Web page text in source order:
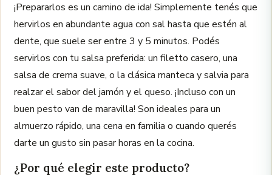
¡Prepararlos es un camino de ida! Simplemente tenés que
hervirlos en abundante agua con sal hasta que estén al
dente, que suele ser entre 3 y 5 minutos. Podés
servirlos con tu salsa preferida: un filetto casero, una
salsa de crema suave, o la clásica manteca y salvia para
realzar el sabor del jamón y el queso. ¡Incluso con un
buen pesto van de maravilla! Son ideales para un
almuerzo rápido, una cena en familia o cuando querés
darte un gusto sin pasar horas en la cocina.
¿Por qué elegir este producto?